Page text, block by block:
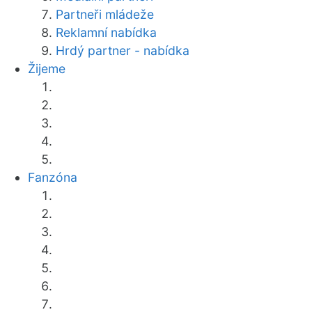
Partneři mládeže
Reklamní nabídka
Hrdý partner - nabídka
Žijeme
Fanzóna